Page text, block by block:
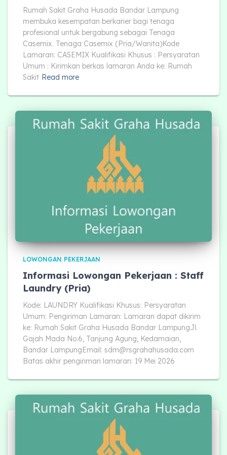
Rumah Sakit Graha Husada Bandar Lampung
membuka kesempatan berkarier bagi tenaga
profesional untuk bergabung sebagai Tenaga
Casemix. Tenaga Casemix (Pria/Wanita)Kode
Lamaran: CASEMIX Kualifikasi Khusus : Persyaratan
Umum : Kirimkan berkas lamaran Anda ke: Rumah
Sakit Read more
LOWONGAN PEKERJAAN
Informasi Lowongan Pekerjaan : Staff
Laundry (Pria)
Kode: LAUNDRY Kualifikasi Khusus: Persyaratan
Umum: Pengiriman Lamaran: Lamaran dapat dikirim
ke: Rumah Sakit Graha Husada Bandar LampungJl.
Gajah Mada No.6, Tanjung Agung, Kedamaian,
Bandar LampungEmail: sdm@rsgrahahusada.com
Batas akhir pengiriman lamaran: 19 Mei 2026